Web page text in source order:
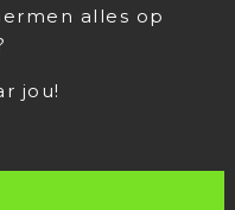
alles op
jou!